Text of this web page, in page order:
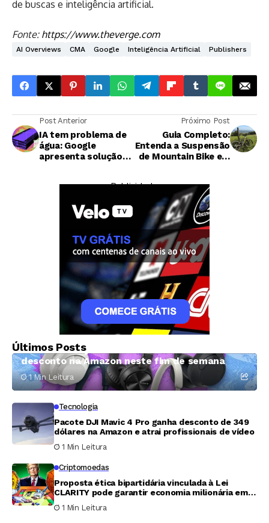
de buscas e inteligência artificial.
Fonte: https://www.theverge.com
AI Overviews CMA Google Inteligência Artificial Publishers
Post Anterior
IA tem problema de
água: Google
apresenta solução
Próximo Post
Guia Completo:
Entenda a Suspensão
de Mountain Bike em
— Publicidade —
Últimos Posts
Tecnologia
Fones da Sony têm até mais de 50% de
desconto na Amazon neste fim de semana
1 Min Leitura
Tecnologia
Pacote DJI Mavic 4 Pro ganha desconto de 349
dólares na Amazon e atrai profissionais de vídeo
1 Min Leitura
Criptomoedas
Proposta ética bipartidária vinculada à Lei
CLARITY pode garantir economia milionária em
1 Min Leitura